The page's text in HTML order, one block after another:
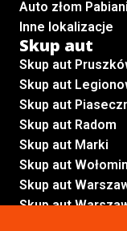
Auto złom
Inne lokalizacje
Skup aut
Skup aut
Skup aut
Skup aut
Skup aut Radom
Skup aut Marki
Skup aut Wołomin
Skup aut
Skup aut